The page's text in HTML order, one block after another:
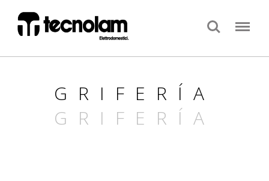
Search Menu
GRIFERÍA
GRIFERÍA